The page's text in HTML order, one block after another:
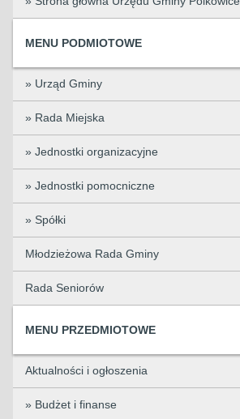
MENU PODMIOTOWE
» Urząd Gminy
» Rada Miejska
» Jednostki organizacyjne
» Jednostki pomocniczne
» Spółki
Młodzieżowa Rada Gminy
Rada Seniorów
MENU PRZEDMIOTOWE
Aktualności i ogłoszenia
» Budżet i finanse